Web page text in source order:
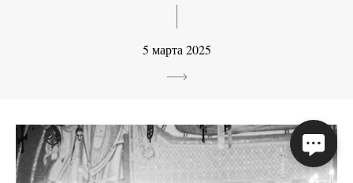
5 марта 2025